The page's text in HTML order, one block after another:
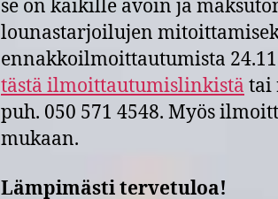
se on kaikille avoin ja
lounastarjoilujen
ennakkoilmoittautumista
tästä ilmoittautumislinkistä tai
puh. 050 571 4548. Myös
mukaan.
Lämpimästi tervetuloa!